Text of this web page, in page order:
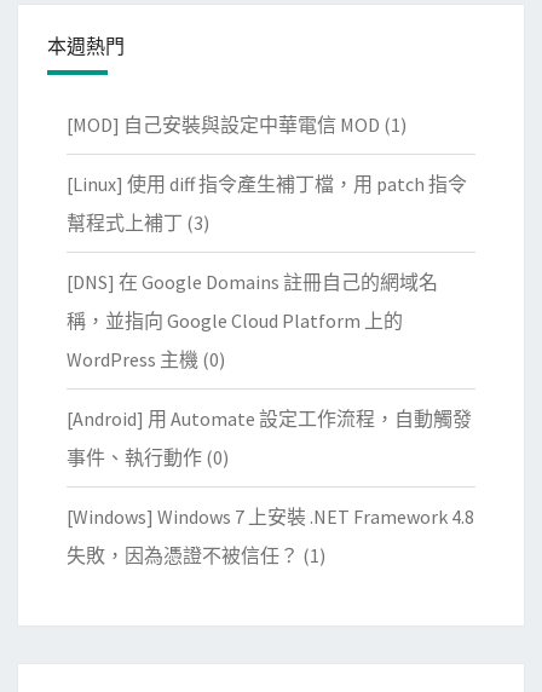
本週熱門
[MOD] 自己安裝與設定中華電信 MOD (1)
[Linux] 使用 diff 指令產生補丁檔，用 patch 指令
幫程式上補丁 (3)
[DNS] 在 Google Domains 註冊自己的網域名
稱，並指向 Google Cloud Platform 上的
WordPress 主機 (0)
[Android] 用 Automate 設定工作流程，自動觸發
事件、執行動作 (0)
[Windows] Windows 7 上安裝 .NET Framework 4.8
失敗，因為憑證不被信任？ (1)